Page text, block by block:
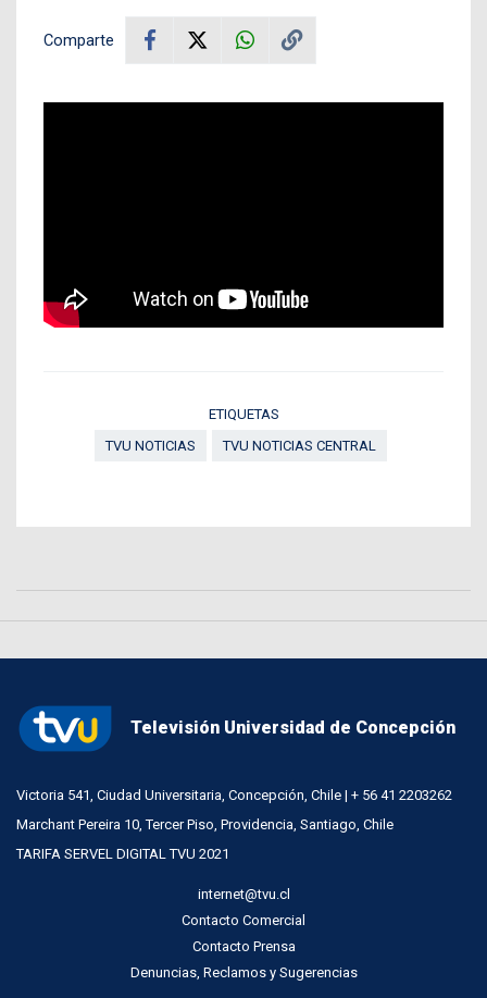
Comparte
ETIQUETAS
TVU NOTICIAS
TVU NOTICIAS CENTRAL
Televisión Universidad de Concepción
Victoria 541, Ciudad Universitaria, Concepción, Chile | + 56 41 2203262
Marchant Pereira 10, Tercer Piso, Providencia, Santiago, Chile
TARIFA SERVEL DIGITAL TVU 2021
internet@tvu.cl
Contacto Comercial
Contacto Prensa
Denuncias, Reclamos y Sugerencias